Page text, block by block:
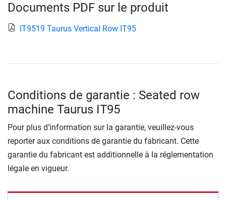
Documents PDF sur le produit
IT9519 Taurus Vertical Row IT95
Conditions de garantie : Seated row
machine Taurus IT95
Pour plus d’information sur la garantie, veuillez-vous
reporter aux conditions de garantie du fabricant. Cette
garantie du fabricant est additionnelle à la réglementation
légale en vigueur.